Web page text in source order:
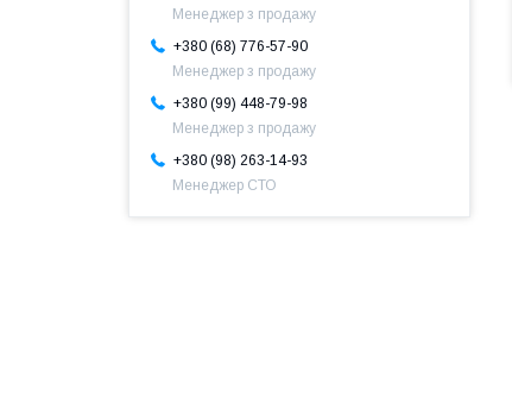
Менеджер з продажу
+380 (68) 776-57-90
Менеджер з продажу
+380 (99) 448-79-98
Менеджер з продажу
+380 (98) 263-14-93
Менеджер СТО